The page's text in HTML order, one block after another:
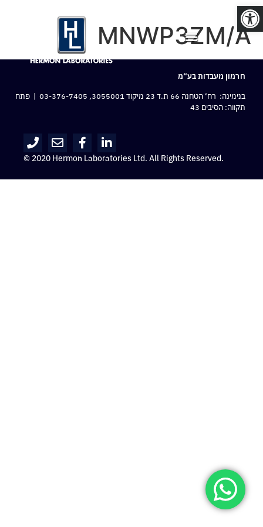
פתח סרגל נגישות
MNWP3ZM/A
חרמון מעבדות בע“מ
בנימינה: רח‘ הטחנה 66 ת.ד 23 מיקוד 3055001,
03-376-7405 | פתח
תקווה: הסיבים 43
© 2020 Hermon Laboratories Ltd. All Rights Reserved.